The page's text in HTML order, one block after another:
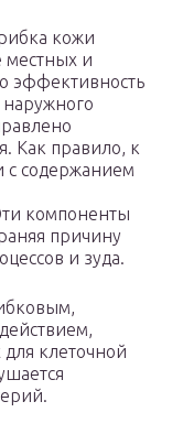
кожи
местных и
эффективность
Как правило, к
с содержанием
компоненты
причину
и зуда.
клеточной